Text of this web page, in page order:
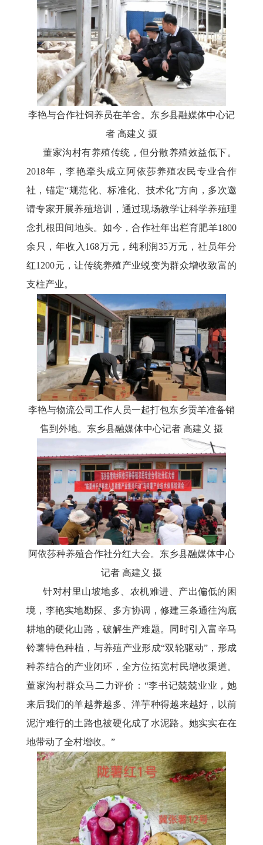
李艳与合作社饲养员在羊舍。东乡县融媒体中心记
者 高建义 摄
董家沟村有养殖传统，但分散养殖效益低下。
2018年，李艳牵头成立阿依莎养殖农民专业合作
社，锚定“规范化、标准化、技术化”方向，多次邀
请专家开展养殖培训，通过现场教学让科学养殖理
念扎根田间地头。如今，合作社年出栏育肥羊1800
余只，年收入168万元，纯利润35万元，社员年分
红1200元，让传统养殖产业蜕变为群众增收致富的
支柱产业。
李艳与物流公司工作人员一起打包东乡贡羊准备销
售到外地。东乡县融媒体中心记者 高建义 摄
阿依莎种养殖合作社分红大会。东乡县融媒体中心
记者 高建义 摄
针对村里山坡地多、农机难进、产出偏低的困
境，李艳实地勘探、多方协调，修建三条通往沟底
耕地的硬化山路，破解生产难题。同时引入富辛马
铃薯特色种植，与养殖产业形成“双轮驱动”，形成
种养结合的产业闭环，全方位拓宽村民增收渠道。
董家沟村群众马二力评价：“李书记兢兢业业，她
来后我们的羊越养越多、洋芋种得越来越好，以前
泥泞难行的土路也被硬化成了水泥路。她实实在在
地带动了全村增收。”